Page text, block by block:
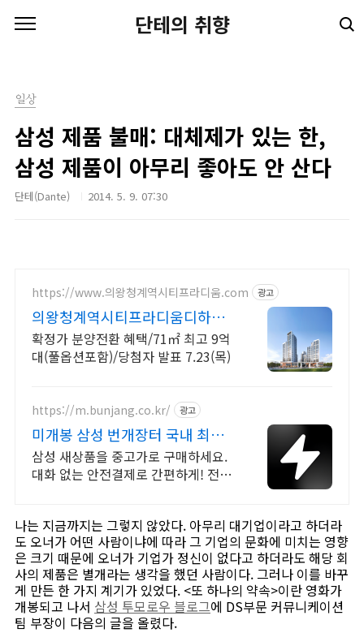
단테의 취향
일상
삼성 제품 불매: 대체제가 있는 한,
삼성 제품이 아무리 좋아도 안 산다
단테(Dante) 2014. 5. 9. 07:30
https://www.의왕청계역시티프라디움.com 광고
의왕청계역시티프라디움디하모
니
확정가 분양전환 혜택/71㎡ 최고 9억
대(풀옵션포함)/당첨자 발표 7.23(목)
https://m.bunjang.co.kr/ 광고
미개봉 삼성 번개장터 국내 최대
브랜드 중고거래
삼성 새상품을 중고가로 구매하세요.
대화 없는 안전결제로 간편하게! 전국
드
나는 지금까지는 그렇지 않았다. 아무리 대기업이라고 하더라
도 오너가 어떤 사람이냐에 따라 그 기업의 문화에 미치는 영향
은 크기 때문에 오너가 기업가 정신이 없다고 하더라도 해당 회
사의 제품은 별개라는 생각을 했던 사람이다. 그러나 이를 바꾸
게 만든 한 가지 계기가 있었다. <또 하나의 약속>이란 영화가
개봉되고 나서 삼성 투모로우 블로그에 DS부문 커뮤니케이션
팀 부장이 다음의 글을 올렸다.